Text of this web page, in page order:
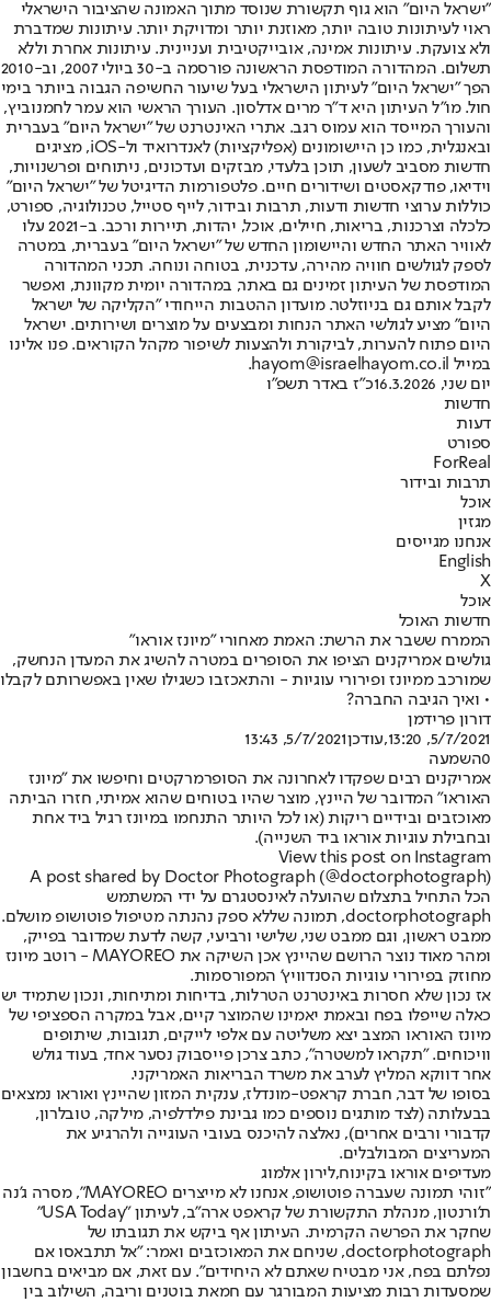
"ישראל היום" הוא גוף תקשורת שנוסד מתוך האמונה שהציבור הישראלי
ראוי לעיתונות טובה יותר, מאוזנת יותר ומדויקת יותר. עיתונות שמדברת
ולא צועקת. עיתונות אמינה, אובייקטיבית ועניינית. עיתונות אחרת וללא
תשלום. המהדורה המודפסת הראשונה פורסמה ב-30 ביולי 2007, וב-2010
הפך "ישראל היום" לעיתון הישראלי בעל שיעור החשיפה הגבוה ביותר בימי
חול. מו"ל העיתון היא ד"ר מרים אדלסון. העורך הראשי הוא עמר לחמנוביץ,
והעורך המייסד הוא עמוס רגב. אתרי האינטרנט של "ישראל היום" בעברית
ובאנגלית, כמו כן היישומונים (אפליקציות) לאנדרואיד ול-iOS, מציגים
חדשות מסביב לשעון, תוכן בלעדי, מבזקים ועדכונים, ניתוחים ופרשנויות,
וידיאו, פודקאסטים ושידורים חיים. פלטפורמות הדיגיטל של "ישראל היום"
כוללות ערוצי חדשות ודעות, תרבות ובידור, לייף סטייל, טכנולוגיה, ספורט,
כלכלה וצרכנות, בריאות, חיילים, אוכל, יהדות, תיירות ורכב. ב-2021 עלו
לאוויר האתר החדש והיישומון החדש של "ישראל היום" בעברית, במטרה
לספק לגולשים חוויה מהירה, עדכנית, בטוחה ונוחה. תכני המהדורה
המודפסת של העיתון זמינים גם באתר, במהדורה יומית מקוונת, ואפשר
לקבל אותם גם בניוזלטר. מועדון ההטבות הייחודי "הקליקה של ישראל
היום" מציע לגולשי האתר הנחות ומבצעים על מוצרים ושירותים. ישראל
היום פתוח להערות, לביקורת ולהצעות לשיפור מקהל הקוראים. פנו אלינו
במייל hayom@israelhayom.co.il.
יום שני, 16.3.2026
כ"ז באדר תשפ"ו
חדשות
דעות
ספורט
ForReal
תרבות ובידור
אוכל
מגזין
אנחנו מגייסים
English
X
אוכל
חדשות האוכל
הממרח ששבר את הרשת: האמת מאחורי "מיונז אוראו"
גולשים אמריקנים הציפו את הסופרים במטרה להשיג את המעדן הנחשק,
שמורכב ממיונז ופירורי עוגיות - והתאכזבו כשגילו שאין באפשרותם לקבלו
• ואיך הגיבה החברה?
דורון פרידמן
5/7/2021, 13:20
,עודכן5/7/2021, 13:43
0השמעה
אמריקנים רבים שפקדו לאחרונה את הסופרמרקטים וחיפשו את "מיונז
האוראו" המדובר של היינץ, מוצר שהיו בטוחים שהוא אמיתי, חזרו הביתה
מאוכזבים ובידיים ריקות (או לכל היותר התנחמו במיונז רגיל ביד אחת
ובחבילת עוגיות אוראו ביד השנייה).
View this post on Instagram
A post shared by Doctor Photograph (@doctorphotograph)
הכל התחיל בתצלום שהועלה לאינסטגרם על ידי המשתמש
doctorphotograph, תמונה שללא ספק נהנתה מטיפול פוטושופ מושלם.
ממבט ראשון, וגם ממבט שני, שלישי ורביעי, קשה לדעת שמדובר בפייק,
ומהר מאוד נוצר הרושם שהיינץ אכן השיקה את MAYOREO - רוטב מיונז
מחוזק בפירורי עוגיות הסנדוויץ' המפורסמות.
אז נכון שלא חסרות באינטרנט הטרלות, בדיחות ומתיחות, ונכון שתמיד יש
כאלה שייפלו בפח ובאמת יאמינו שהמוצר קיים, אבל במקרה הספציפי של
מיונז האוראו המצב יצא משליטה עם אלפי לייקים, תגובות, שיתופים
וויכוחים. "תקראו למשטרה", כתב צרכן פייסבוק נסער אחד, בעוד גולש
אחר דווקא המליץ לערב את משרד הבריאות האמריקני.
בסופו של דבר, חברת קראפט-מונדלז, ענקית המזון שהיינץ ואוראו נמצאים
בבעלותה (לצד מותגים נוספים כמו גבינת פילדלפיה, מילקה, טובלרון,
קדבורי ורבים אחרים), נאלצה להיכנס בעובי העוגייה ולהרגיע את
המעריצים המבולבלים.
מעדיפים אוראו בקינוח,לירון אלמוג
"זוהי תמונה שעברה פוטושופ, אנחנו לא מייצרים MAYOREO", מסרה ג'נה
ת'ורנטון, מנהלת התקשורת של קראפט ארה"ב, לעיתון "USA Today"
שחקר את הפרשה הקרמית. העיתון אף ביקש את תגובתו של
doctorphotograph, שניחם את המאוכזבים ואמר: "אל תתבאסו אם
נפלתם בפח, אני מבטיח שאתם לא היחידים". עם זאת, אם מביאים בחשבון
שמסעדות רבות מציעות המבורגר עם חמאת בוטנים וריבה, השילוב בין